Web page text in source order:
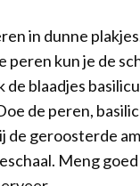
in dunne
peren kun je de
de blaadjes
de peren,
de geroosterde
Meng